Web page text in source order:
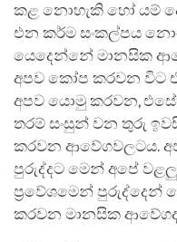
කළ නොහැකි හෝ යම්
එන කර්ම සංකල්පය
යෙදෙන්නේ මානසික
අපව කෝප කරවන විට ඒ
අපව යොමු කරවන,
තරම් සංසුන් වන තුරු
කරවන ආවේගවලටය.
පුරුද්දට මෙන් අපේ
ප්‍රවේශමෙන් පුරුද්දෙන්
කරවන මානසික